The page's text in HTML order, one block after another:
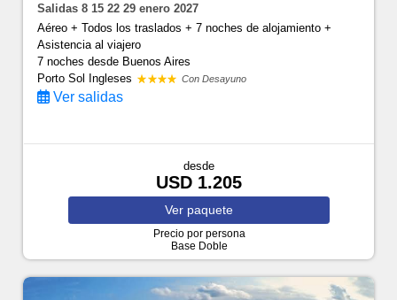
Salidas 8 15 22 29 enero 2027
Aéreo + Todos los traslados + 7 noches de alojamiento +
Asistencia al viajero
7 nochesdesde Buenos Aires
Porto Sol Ingleses
Con Desayuno
Ver salidas
desde
USD 1.205
Ver paquete
Precio por persona
Base Doble